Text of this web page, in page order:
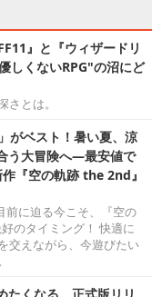
』と『ウィザードリ
しくないRPG"の沼にど
とは。
がベスト！暑い夏、涼
う大冒険へ―最安値で
『空の軌跡 the 2nd』
前に迫る今こそ、『空の
のタイミング！ 快適に
交えながら、今遊びたい